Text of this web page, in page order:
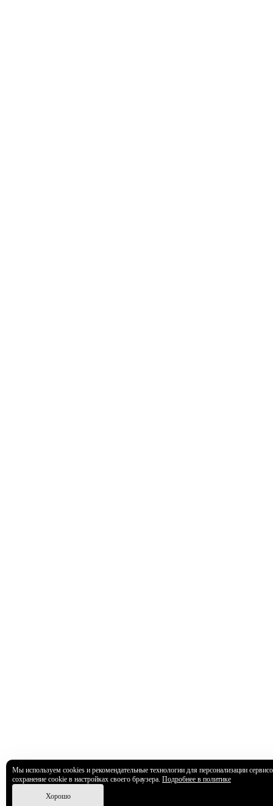
Мы используем cookies и рекомендательные технологии для персонализации
сохранение cookie в настройках своего браузера. Подробнее в политике
Хорошо